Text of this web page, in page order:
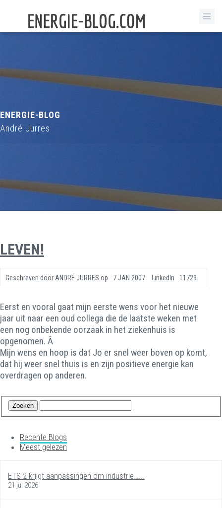
ENERGIE-BLOG
André Jurres
LEVEN!
Geschreven door ANDRÉ JURRES op 7 JAN 2007 11729
LinkedIn
Eerst en vooral gaat mijn eerste wens voor het nieuwe
jaar uit naar een oud collega die de laatste weken met
een nog onbekende oorzaak in het ziekenhuis is
opgenomen. Â
Mijn wens en hoop is dat Jo er snel weer boven op komt,
dat hij weer snel thuis is en zijn positieve energie kan
overdragen op anderen.
Recente Blogs
Meest gelezen
ETS-2 krijgt aanpassingen om industrie…...
21 jul 2026